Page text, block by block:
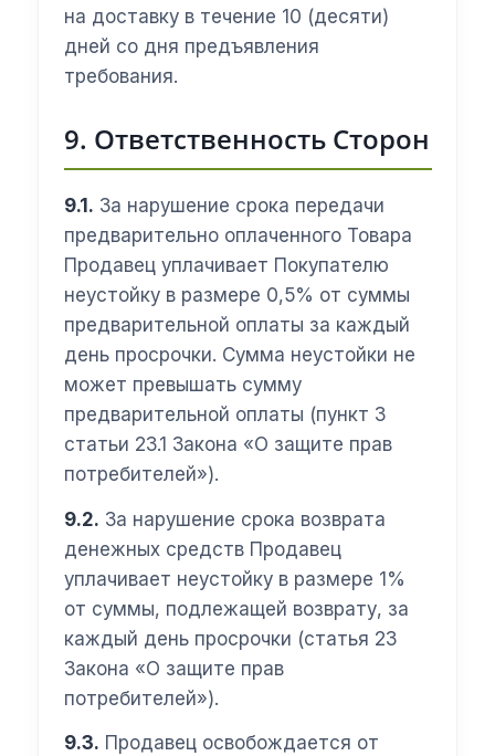
на доставку в течение 10 (десяти)
дней со дня предъявления
требования.
9. Ответственность Сторон
9.1. За нарушение срока передачи
предварительно оплаченного Товара
Продавец уплачивает Покупателю
неустойку в размере 0,5% от суммы
предварительной оплаты за каждый
день просрочки. Сумма неустойки не
может превышать сумму
предварительной оплаты (пункт 3
статьи 23.1 Закона «О защите прав
потребителей»).
9.2. За нарушение срока возврата
денежных средств Продавец
уплачивает неустойку в размере 1%
от суммы, подлежащей возврату, за
каждый день просрочки (статья 23
Закона «О защите прав
потребителей»).
9.3. Продавец освобождается от